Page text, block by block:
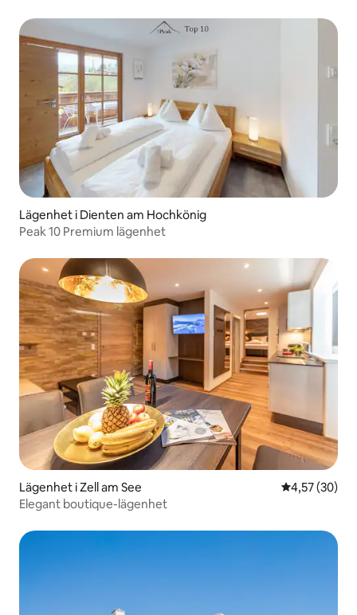
Lägenhet i Dienten am Hochkönig
Peak 10 Premium lägenhet
Lägenhet i Zell am See 4,57 av 5 i
4,57 (30)
Elegant boutique-lägenhet